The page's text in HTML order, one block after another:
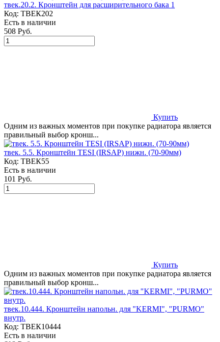
твек.20.2. Кронштейн для расширительного бака 1
Код: ТВЕК202
Есть в наличии
508 Руб.
Купить
Одним из важных моментов при покупке радиатора является
правильный выбор кронш...
твек. 5.5. Кронштейн TESI (IRSAP) нижн. (70-90мм)
Код: ТВЕК55
Есть в наличии
101 Руб.
Купить
Одним из важных моментов при покупке радиатора является
правильный выбор кронш...
твек.10.444. Кронштейн напольн. для "KERMI", "PURMO"
внутр.
Код: ТВЕК10444
Есть в наличии